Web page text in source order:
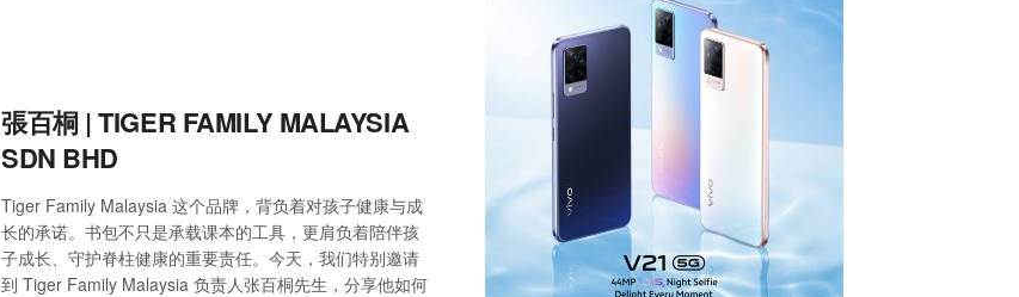
張百桐 | TIGER FAMILY MALAYSIA
SDN BHD
Tiger Family Malaysia 这个品牌，背负着对孩子健康与成
长的承诺。书包不只是承载课本的工具，更肩负着陪伴孩
子成长、守护脊柱健康的重要责任。今天，我们特别邀请
到 Tiger Family Malaysia 负责人张百桐先生，分享他如何